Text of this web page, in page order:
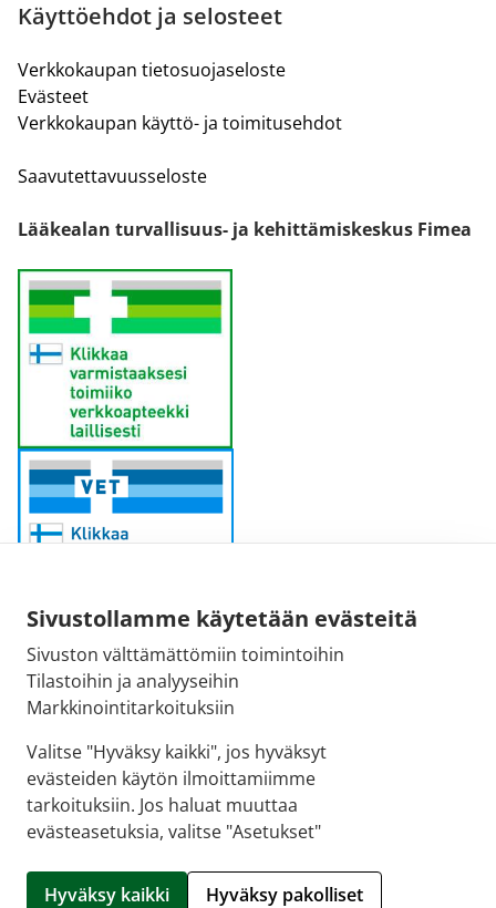
Sivustollamme käytetään evästeitä
Sivuston välttämättömiin toimintoihin
Tilastoihin ja analyyseihin
Markkinointitarkoituksiin
Valitse "Hyväksy kaikki", jos hyväksyt
evästeiden käytön ilmoittamiimme
tarkoituksiin. Jos haluat muuttaa
evästeasetuksia, valitse "Asetukset"
Hyväksy kaikki Hyväksy pakolliset
Käyttöehdot ja selosteet
Verkkokaupan tietosuojaseloste
Evästeet
Verkkokaupan käyttö- ja toimitusehdot
Saavutettavuusseloste
Lääkealan turvallisuus- ja kehittämiskeskus Fimea
Sähköpostiosoite:
kirjaamo@fimea.fi
Fimean vaihde:
029 522 3341